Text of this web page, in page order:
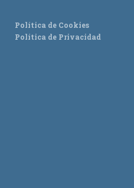
Política de Cookies
Política de Privacidad